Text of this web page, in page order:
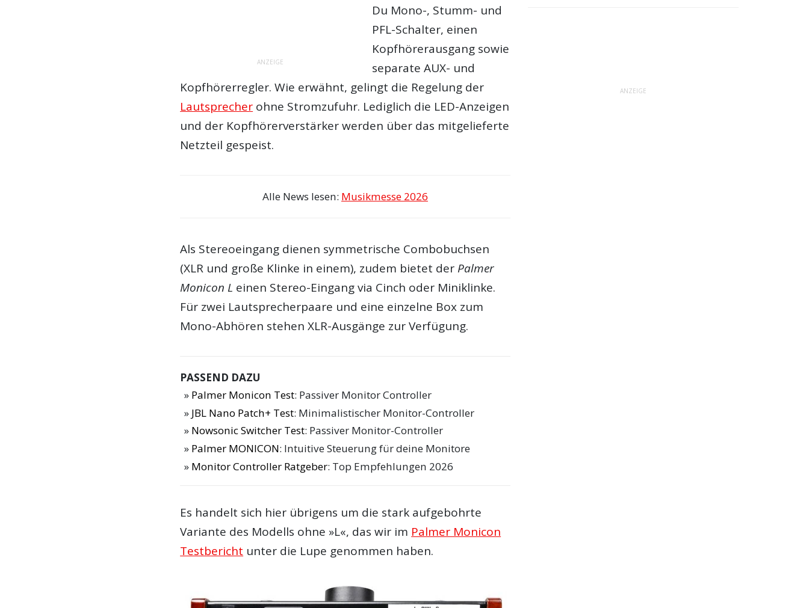
ANZEIGE
Du Mono-, Stumm- und
PFL-Schalter, einen
Kopfhörerausgang sowie
separate AUX- und
Kopfhörerregler. Wie erwähnt, gelingt die Regelung der
Lautsprecher ohne Stromzufuhr. Lediglich die LED-Anzeigen
und der Kopfhörerverstärker werden über das mitgelieferte
Netzteil gespeist.
Alle News lesen: Musikmesse 2026
Als Stereoeingang dienen symmetrische Combobuchsen
(XLR und große Klinke in einem), zudem bietet der Palmer
Monicon L einen Stereo-Eingang via Cinch oder Miniklinke.
Für zwei Lautsprecherpaare und eine einzelne Box zum
Mono-Abhören stehen XLR-Ausgänge zur Verfügung.
PASSEND DAZU
Palmer Monicon Test: Passiver Monitor Controller
JBL Nano Patch+ Test: Minimalistischer Monitor-Controller
Nowsonic Switcher Test: Passiver Monitor-Controller
Palmer MONICON: Intuitive Steuerung für deine Monitore
Monitor Controller Ratgeber: Top Empfehlungen 2026
Es handelt sich hier übrigens um die stark aufgebohrte
Variante des Modells ohne »L«, das wir im Palmer Monicon
Testbericht unter die Lupe genommen haben.
ANZEIGE